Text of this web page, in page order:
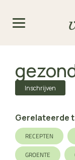
Inschrijven
Gerelateerde
RECEPTEN
GROENTE